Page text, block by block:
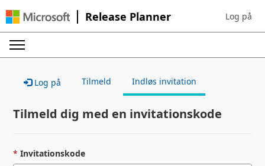
Release Planner Sign in to
Log på
Log på Tilmeld Indløs invitation
Tilmeld dig med en invitationskode
Invitationskode